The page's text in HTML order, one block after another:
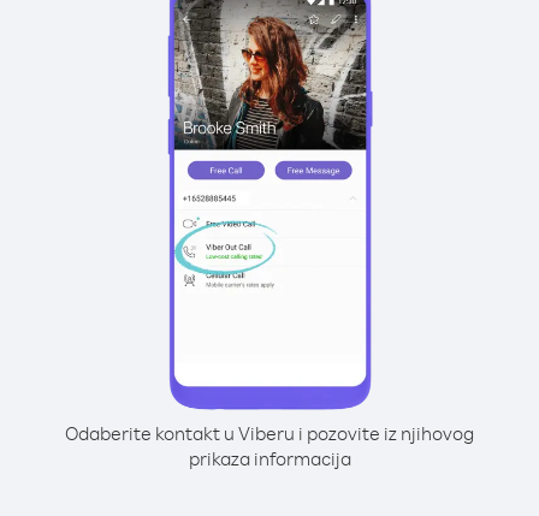
Odaberite kontakt u Viberu i pozovite iz njihovog
prikaza informacija